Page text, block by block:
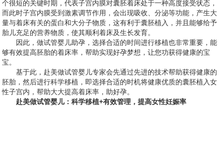
个很短的关键时期，代表子宫内膜对囊胚着床处于一种高度接受状态，
而此时子宫内膜受到激素调节作用，会出现吸收、分泌等功能，产生大
量与着床有关的蛋白和大分子物质，这有利于囊胚植入，并且能够给予
胎儿充足的营养物质，使其顺利着床及生长发育。
因此，做试管婴儿助孕，选择合适的时间进行移植也非常重要，能
够有效提高胚胎的着床率，帮助实现好孕梦想，让您功获得健康的宝
宝。
基于此，赴美做试管婴儿专家会先通过先进的技术帮助获得健康的
胚胎，然后进行科学移植，即选择合适的时机将健康优质的囊胚植入女
性子宫内，帮助大大提高着床率，助好孕。
赴美做试管婴儿：科学移植+有效管理，提高女性妊娠率